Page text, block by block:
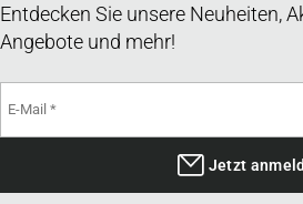
Entdecken Sie unsere Neuheiten,
Angebote und mehr!
Jetzt